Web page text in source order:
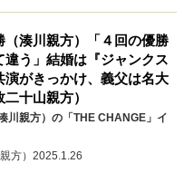
ということ
う選択
用品
クストステージ
（湊川親方）「４回の優勝
違う」結婚は『ジャンクス
演がきっかけ、義父は名大
十山親方）
川親方）の「THE CHANGE」イ
方） 2025.1.26